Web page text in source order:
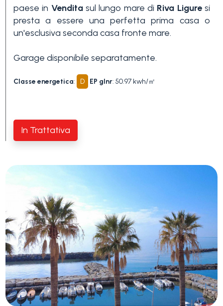
paese in Venditasul lungo mare di Riva Liguresi
presta a essere una perfetta prima casa o
un'esclusiva seconda casa fronte mare.
Garage disponibile separatamente.
Classe energetica: D EP glnr: 50.97 kwh/㎡
In Trattativa
Ascensore
Piscina